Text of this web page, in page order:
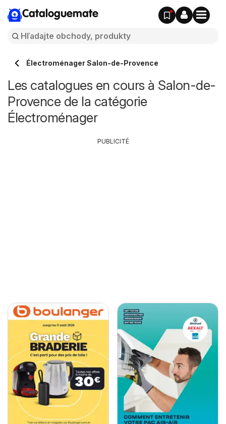
Cataloguemate
Électroménager Salon-de-Provence
Les catalogues en cours à Salon-de-
Provence de la catégorie
Électroménager
PUBLICITÉ